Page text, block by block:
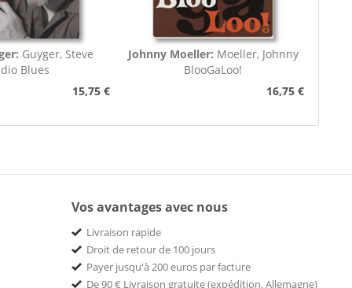
Guyger, Steve
Blues
15,75 €
Johnny Moeller: Moeller, Johnny
BlooGaLoo!
16,75 €
Vos avantages avec nous
Livraison rapide
Droit de retour de 100 jours
Payer jusqu'à 200 euros par facture
De 90 € Livraison gratuite (expédition. Allemagne)